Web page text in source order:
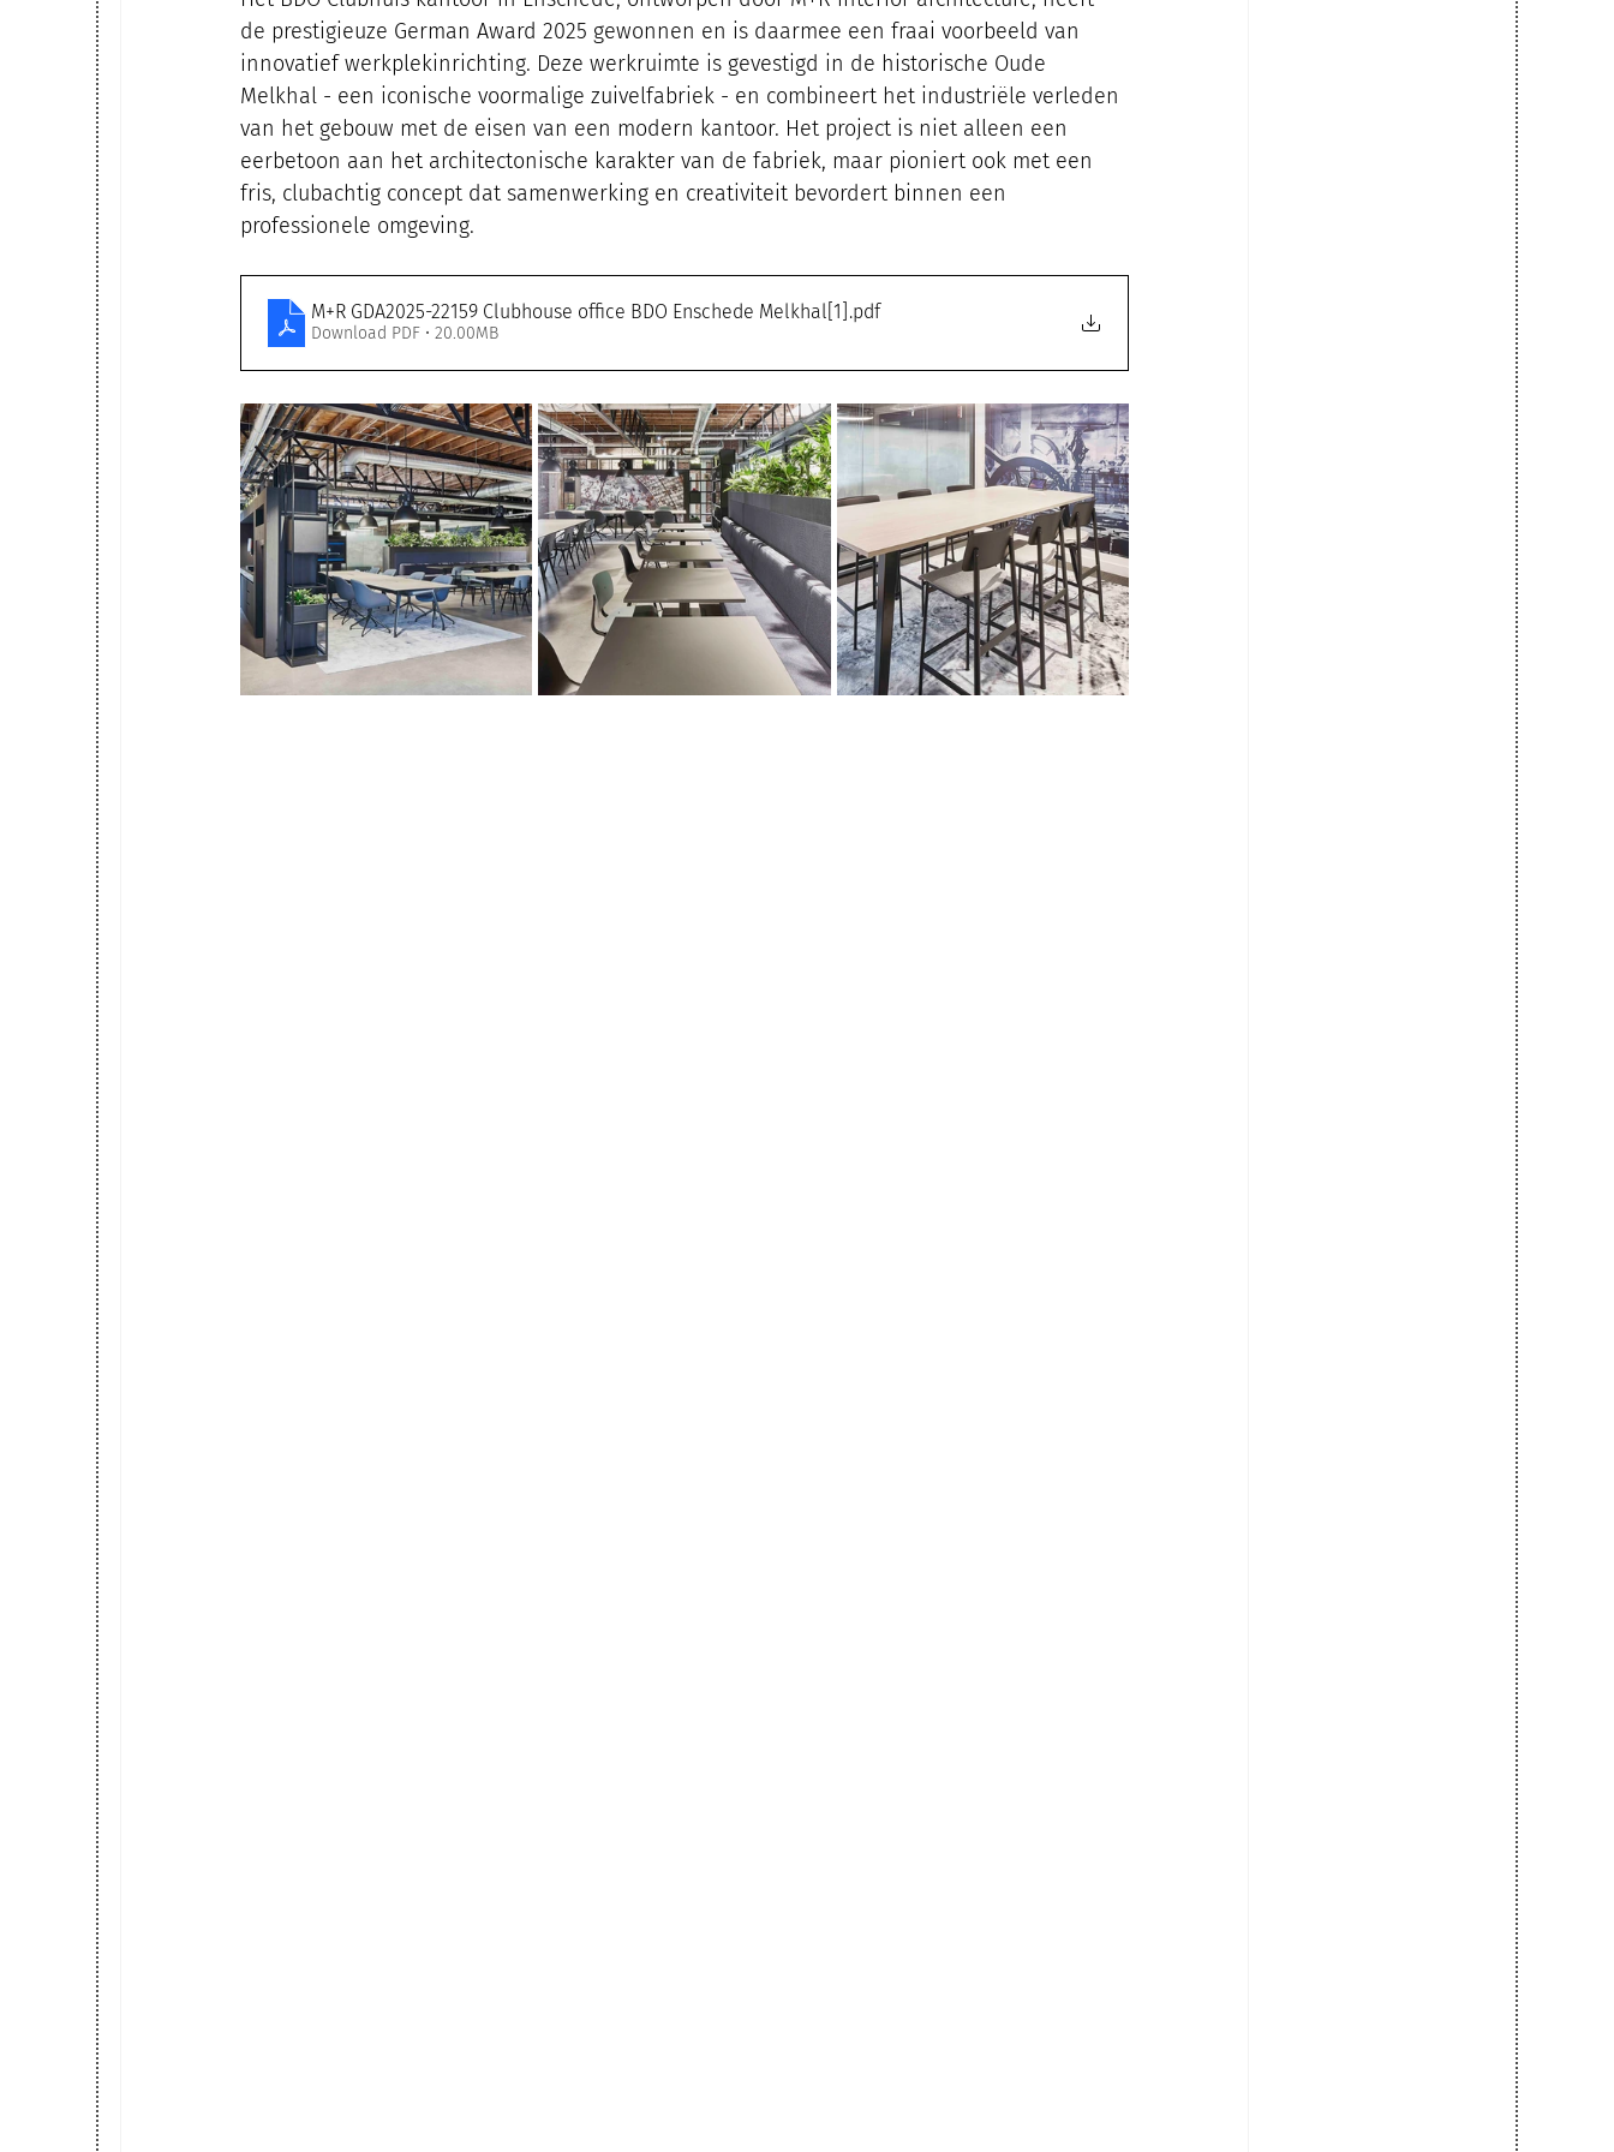
de prestigieuze German Award 2025 gewonnen en is daarmee een fraai voorbeeld van
innovatief werkplekinrichting. Deze werkruimte is gevestigd in de historische Oude
Melkhal - een iconische voormalige zuivelfabriek - en combineert het industriële verleden
van het gebouw met de eisen van een modern kantoor. Het project is niet alleen een
eerbetoon aan het architectonische karakter van de fabriek, maar pioniert ook met een
fris, clubachtig concept dat samenwerking en creativiteit bevordert binnen een
professionele omgeving.
M+R GDA2025-22159 Clubhouse office BDO Enschede Melkhal[1] .pdf
Download PDF • 20.00MB